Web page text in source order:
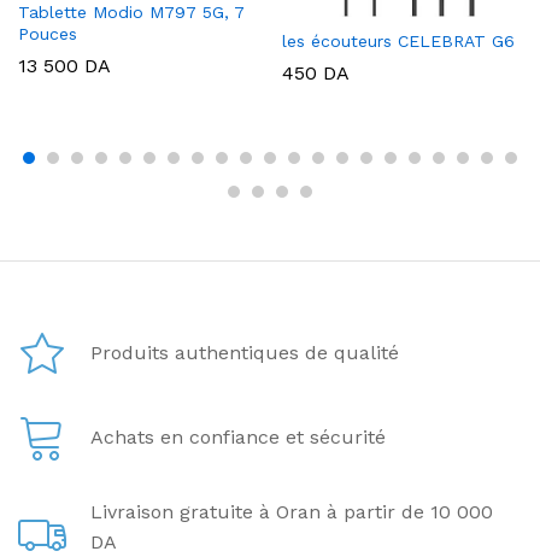
Tablette Modio M797 5G, 7
Pouces
13 500 DA
les écouteurs CELEBRAT G6
450 DA
Produits authentiques de qualité
Achats en confiance et sécurité
Livraison gratuite à Oran à partir de 10 000
DA